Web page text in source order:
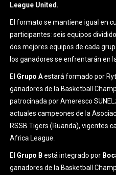
League United.
El formato se mantiene igual en
participantes: seis equipos
dos mejores equipos de cada
los ganadores se enfrentarán en
El Grupo Aestará formado por
ganadores de la Basketball
patrocinada por Ameresco
actuales campeones de la
RSSB Tigers (Ruanda), vigentes
Africa League.
El Grupo B está integrado por
ganadores de la Basketball